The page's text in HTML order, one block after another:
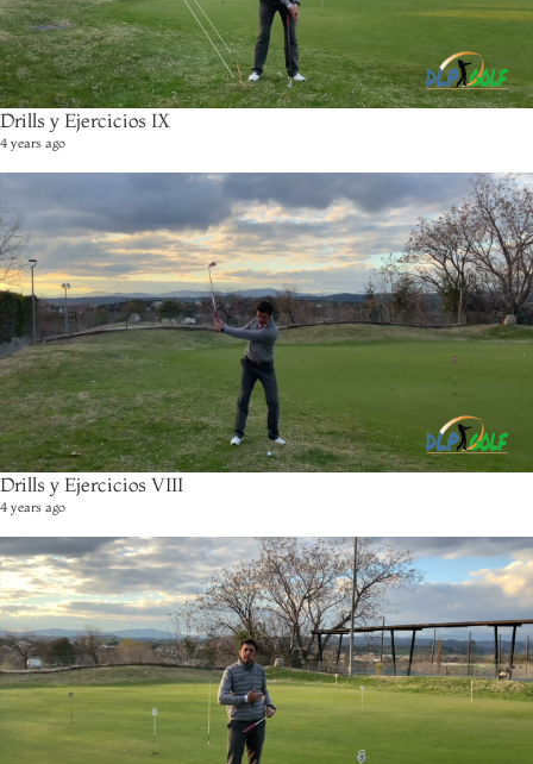
Drills y Ejercicios IX
4 years ago
Drills y Ejercicios VIII
4 years ago